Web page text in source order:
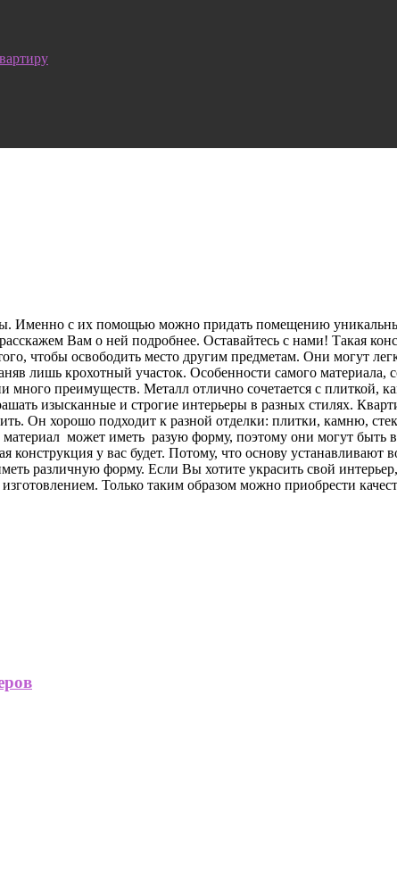
Именно с их помощью можно придать помещению
Вам о ней подробнее. Оставайтесь с нами! Такая
чтобы освободить место другим предметам. Они могут
лишь крохотный участок. Особенности самого
преимуществ. Металл отлично сочетается с плиткой,
изысканные и строгие интерьеры в разных стилях.
Он хорошо подходит к разной отделки: плитки, камню,
может иметь разую форму, поэтому они могут быть
у вас будет. Потому, что основу устанавливают
различную форму. Если Вы хотите украсить свой интерьер,
Только таким образом можно приобрести